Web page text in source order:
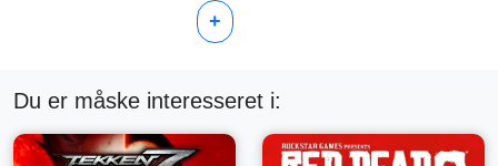
+
Du er måske interesseret i: